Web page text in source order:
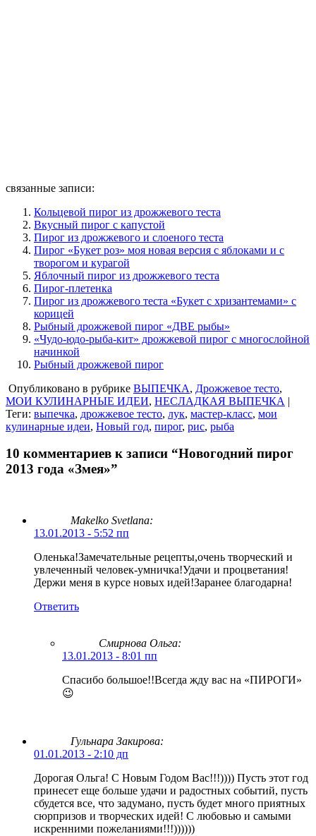
связанные записи:
Кольцевой пирог из дрожжевого теста
Вкусный пирог с капустой
Пирог из дрожжевого и слоеного теста
Пирог «Букет роз» моя новая версия с яблоками и с
творогом и курагой
Яблочный пирог из дрожжевого теста
Пирог-плетенка
Пирог из дрожжевого теста «Букет с хризантемами» с
корицей
Рыбный дрожжевой пирог «ДВЕ рыбы»
«Чудо-юдо-рыба-кит» дрожжевой пирог с многослойной
начинкой
Рыбный дрожжевой пирог
Опубликовано в рубрике ВЫПЕЧКА, Дрожжевое тесто,
МОИ КУЛИНАРНЫЕ ИДЕИ, НЕСЛАДКАЯ ВЫПЕЧКА |
Теги: выпечка, дрожжевое тесто, лук, мастер-класс, мои
кулинарные идеи, Новый год, пирог, рис, рыба
10 комментариев к записи “Новогодний пирог
2013 года «Змея»”
Makelko Svetlana:
13.01.2013 - 5:52 пп
Оленька!Замечательные рецепты,очень творческий и
увлеченный человек-умничка!Удачи и процветания!
Держи меня в курсе новых идей!Заранее благодарна!
Ответить
Смирнова Ольга:
13.01.2013 - 8:01 пп
Спасибо большое!!Всегда жду вас на «ПИРОГИ»
😉
Гульнара Закирова:
01.01.2013 - 2:10 дп
Дорогая Ольга! С Новым Годом Вас!!!)))) Пусть этот год
принесет еще больше удачи и радостных событий, пусть
сбудется все, что задумано, пусть будет много приятных
сюрпризов и творческих идей! С любовью и самыми
искренними пожеланиями!!!))))))